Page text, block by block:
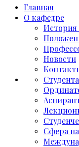
Главная
О кафедре
Новости
Сфера